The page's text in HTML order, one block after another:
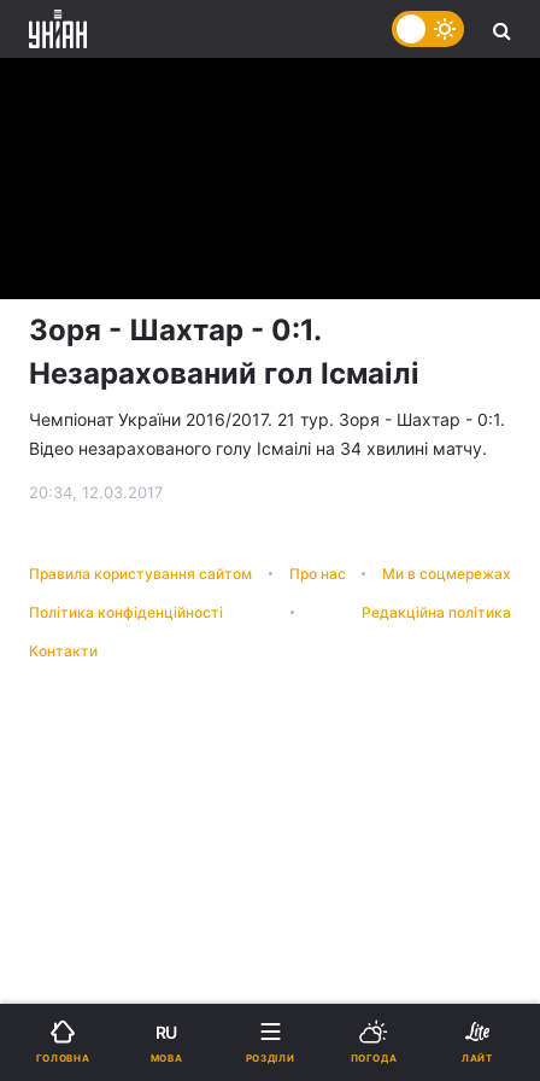
Зоря - Шахтар - 0:1.
Незарахований гол Ісмаілі
Чемпіонат України 2016/2017. 21 тур. Зоря - Шахтар - 0:1.
Відео незарахованого голу Ісмаілі на 34 хвилині матчу.
20:34, 12.03.2017
Правила користування сайтом Про нас Ми в соцмережах
Політика конфіденційності Редакційна політика
Контакти
ГОЛОВНА
RU
МОВА РОЗДІЛИ ПОГОДА ЛАЙТ